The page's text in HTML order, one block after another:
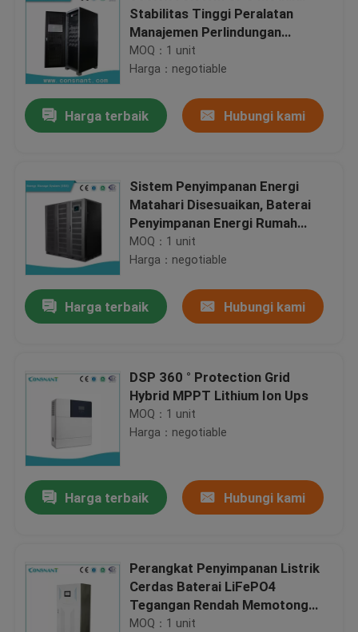
Stabilitas Tinggi Peralatan
Manajemen Perlindungan
Keselamatan
MOQ：1 unit
Harga：negotiable
Harga terbaik Hubungi kami
Sistem Penyimpanan Energi
Matahari Disesuaikan, Baterai
Penyimpanan Energi Rumah
200A
MOQ：1 unit
Harga：negotiable
Harga terbaik Hubungi kami
DSP 360 ° Protection Grid
Hybrid MPPT Lithium Ion Ups
MOQ：1 unit
Harga：negotiable
Harga terbaik Hubungi kami
Perangkat Penyimpanan Listrik
Cerdas Baterai LiFePO4
Tegangan Rendah Memotong
110V-220VAC
MOQ：1 unit